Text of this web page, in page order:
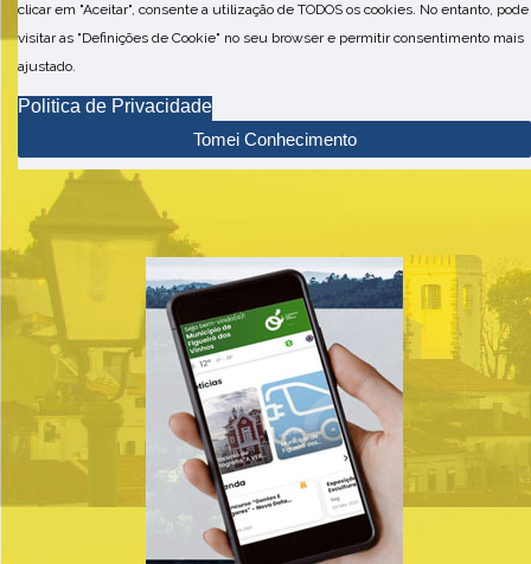
clicar em "Aceitar", consente a utilização de TODOS os cookies. No entanto, pode
visitar as "Definições de Cookie" no seu browser e permitir consentimento mais
ajustado.
Politica de Privacidade
Tomei Conhecimento